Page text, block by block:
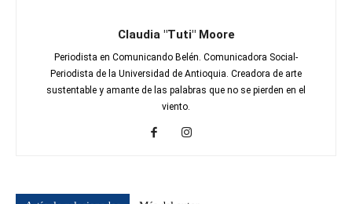
Claudia "Tuti" Moore
Periodista en Comunicando Belén. Comunicadora Social-
Periodista de la Universidad de Antioquia. Creadora de arte
sustentable y amante de las palabras que no se pierden en el
viento.